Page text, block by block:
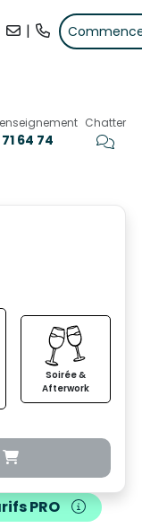
|
64 74
Chatter
Soirée &
Afterwork
PRO